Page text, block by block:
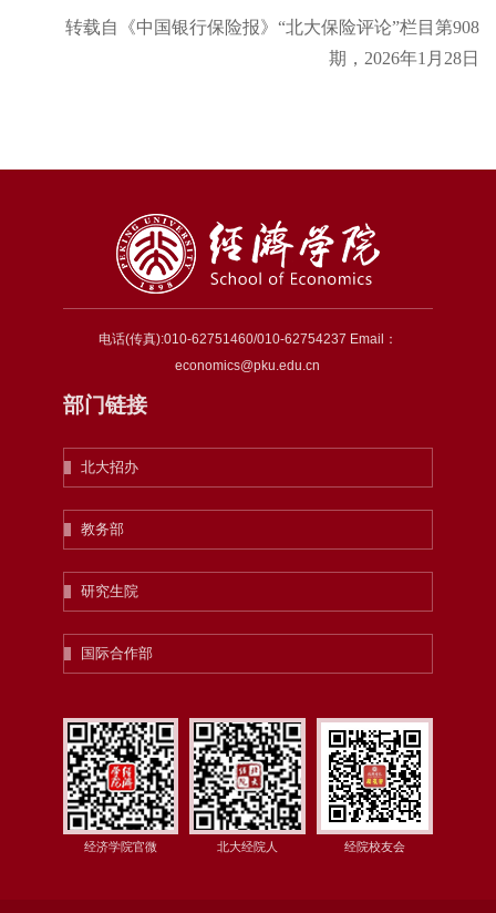
转载自《中国银行保险报》“北大保险评论”栏目第908
期，2026年1月28日
电话(传真):010-62751460/010-62754237 Email：
economics@pku.edu.cn
部门链接
北大招办
教务部
研究生院
国际合作部
经济学院官微 北大经院人 经院校友会